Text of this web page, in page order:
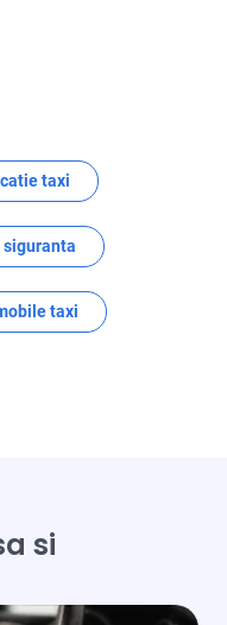
taxi
siguranta
taxi
si